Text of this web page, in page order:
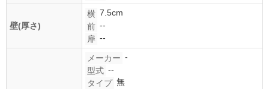
壁(厚さ)
横 7.5cm
前 --
扉 --
メーカー -
型式 --
タイプ 無